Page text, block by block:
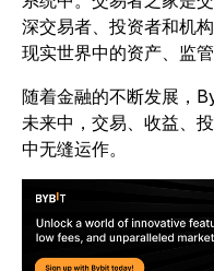
深交易者、投资者和机
现实世界中的资产、监
随着金融的不断发展，
未来中，交易、收益、
中无缝运作。